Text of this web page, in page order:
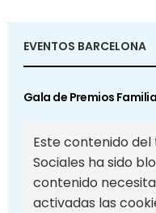
EVENTOS BARCELONA
Gala de Premios
Este contenido del
Sociales ha sido
contenido
activadas las